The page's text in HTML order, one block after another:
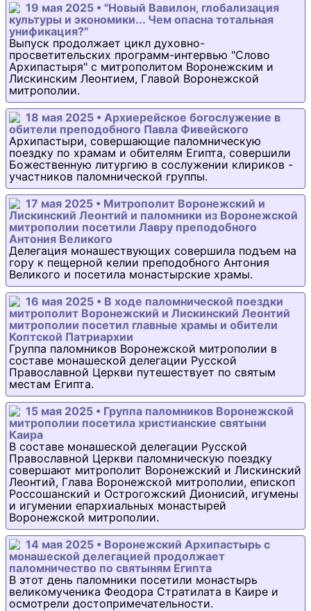
19 мая 2025 • "Новый Вавилон, глобализация
культуры и экономики... Чем опасна тотальная
унификация?"
Выпуск продолжает цикл духовно-
просветительских программ-интервью "Слово
Архипастыря" с митрополитом Воронежским и
Лискинским Леонтием, Главой Воронежской
митрополии.
18 мая 2025 • Архиерейское богослужение в
обители преподобного Павла Фивейского
Архипастыри, совершающие паломническую
поездку по храмам и обителям Египта, совершили
Божественную литургию в сослужении клириков -
участников паломнической группы.
17 мая 2025 • Митрополит Воронежский и
Лискинский Леонтий и паломники из Воронежской
митрополии посетили Лавру преподобного
Антония Великого
Делегация монашествующих совершила подъем на
гору к пещерной келии преподобного Антония
Великого и посетила монастырские храмы.
16 мая 2025 • В ходе паломнической поездки
митрополит Воронежский и Лискинский Леонтий
митрополии посетил главные храмы и обители
Коптской Патриархии
Группа паломников Воронежской митрополии в
составе монашеской делегации Русской
Православной Церкви путешествует по святым
местам Египта.
15 мая 2025 • Группа паломников Воронежской
митрополии посетила христианские святыни
Каира
В составе монашеской делегации Русской
Православной Церкви паломническую поездку
совершают митрополит Воронежский и Лискинский
Леонтий, Глава Воронежской митрополии, епископ
Россошанский и Острогожский Дионисий, игумены
и игумении епархиальных монастырей
Воронежской митрополии.
14 мая 2025 • Воронежский Архипастырь с
монашеской делегацией продолжает
паломничество по святыням Египта
В этот день паломники посетили монастырь
великомученика Феодора Стратилата в Каире и
осмотрели достопримечательности.